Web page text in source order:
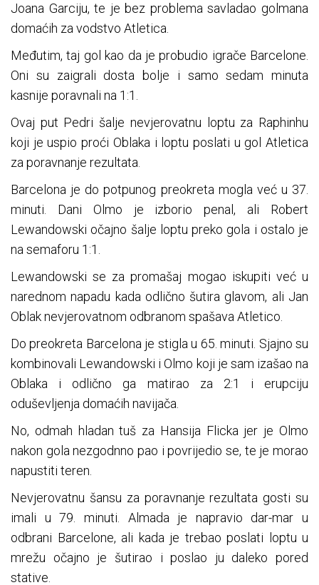
Joana Garciju, te je bez problema savladao golmana
domaćih za vodstvo Atletica.
Međutim, taj gol kao da je probudio igrače Barcelone.
Oni su zaigrali dosta bolje i samo sedam minuta
kasnije poravnali na 1:1.
Ovaj put Pedri šalje nevjerovatnu loptu za Raphinhu
koji je uspio proći Oblaka i loptu poslati u gol Atletica
za poravnanje rezultata.
Barcelona je do potpunog preokreta mogla već u 37.
minuti. Dani Olmo je izborio penal, ali Robert
Lewandowski očajno šalje loptu preko gola i ostalo je
na semaforu 1:1.
Lewandowski se za promašaj mogao iskupiti već u
narednom napadu kada odlično šutira glavom, ali Jan
Oblak nevjerovatnom odbranom spašava Atletico.
Do preokreta Barcelona je stigla u 65. minuti. Sjajno su
kombinovali Lewandowski i Olmo koji je sam izašao na
Oblaka i odlično ga matirao za 2:1 i erupciju
oduševljenja domaćih navijača.
No, odmah hladan tuš za Hansija Flicka jer je Olmo
nakon gola nezgodnno pao i povrijedio se, te je morao
napustiti teren.
Nevjerovatnu šansu za poravnanje rezultata gosti su
imali u 79. minuti. Almada je napravio dar-mar u
odbrani Barcelone, ali kada je trebao poslati loptu u
mrežu očajno je šutirao i poslao ju daleko pored
stative.